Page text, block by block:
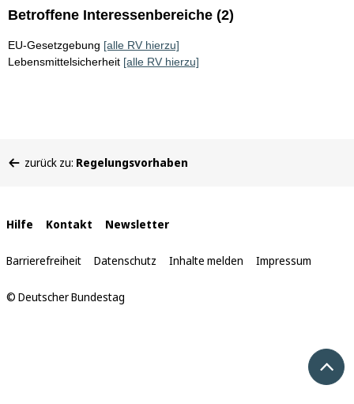
Betroffene Interessenbereiche (2)
EU-Gesetzgebung [alle RV hierzu]
Lebensmittelsicherheit [alle RV hierzu]
befinden
zurück zu: Regelungsvorhaben
Interne
Links
Hilfe Kontakt Newsletter
Barrierefreiheit Datenschutz Inhalte melden Impressum
© Deutscher Bundestag